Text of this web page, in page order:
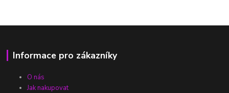
Informace pro zákazníky
O nás
Jak nakupovat